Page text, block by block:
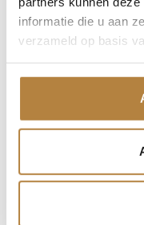
informatie die u aan
verzameld op basis
WIJ BETALEN OOK
Alle moeite is
internetsite zo
te geven. Fouten
Vertrouw daarom
maar controleer bij
beslissing zouden
Een proefrit levert